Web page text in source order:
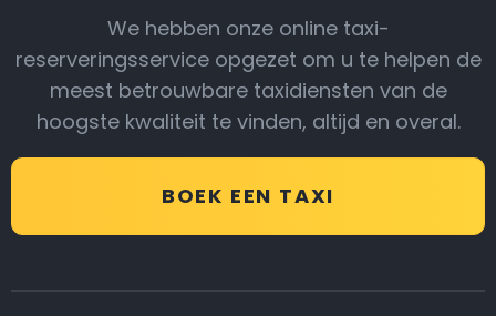
We hebben onze online taxi-
reserveringsservice opgezet om u te helpen de
meest betrouwbare taxidiensten van de
hoogste kwaliteit te vinden, altijd en overal.
BOEK EEN TAXI